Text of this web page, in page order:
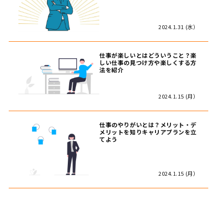
2024.1.31 (水）
仕事が楽しいとはどういうこと？楽
しい仕事の見つけ方や楽しくする方
法を紹介
2024.1.15 (月）
仕事のやりがいとは？メリット・デ
メリットを知りキャリアプランを立
てよう
2024.1.15 (月）